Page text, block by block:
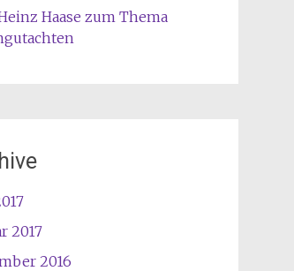
Haase zum Thema
2017
2016